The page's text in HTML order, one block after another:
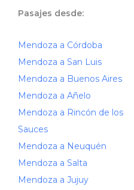
Pasajes desde:
Mendoza a Córdoba
Mendoza a San Luis
Mendoza a Buenos Aires
Mendoza a Añelo
Mendoza a Rincón de los
Sauces
Mendoza a Neuquén
Mendoza a Salta
Mendoza a Jujuy